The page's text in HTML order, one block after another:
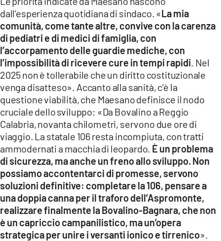
dall’esperienza quotidiana di sindaco. «La mia
comunità, come tante altre, convive con la carenza
di pediatri e di medici di famiglia, con
l’accorpamento delle guardie mediche, con
l’impossibilità di ricevere cure in tempi rapidi . Nel
2025 non è tollerabile che un diritto costituzionale
venga disatteso». Accanto alla sanità, c’è la
questione viabilità, che Maesano definisce il nodo
cruciale dello sviluppo: «Da Bovalino a Reggio
Calabria, novanta chilometri, servono due ore di
viaggio. La statale 106 resta incompiuta, con tratti
ammodernati a macchia di leopardo. È un problema
di sicurezza, ma anche un freno allo sviluppo. Non
possiamo accontentarci di promesse, servono
soluzioni definitive: completare la 106, pensare a
una doppia canna per il traforo dell’Aspromonte,
realizzare finalmente la Bovalino-Bagnara, che non
è un capriccio campanilistico, ma un’opera
strategica per unire i versanti ionico e tirrenico».